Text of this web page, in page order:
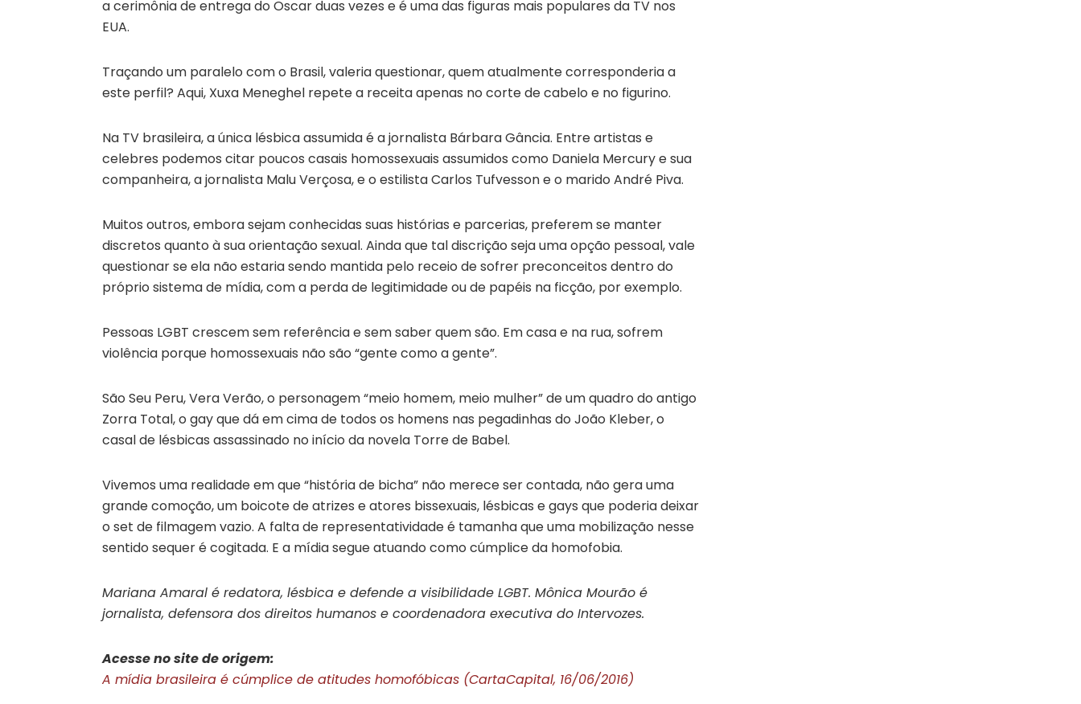
a cerimônia de entrega do Oscar duas vezes e é uma das figuras mais populares da TV nos
EUA.
Traçando um paralelo com o Brasil, valeria questionar, quem atualmente corresponderia a
este perfil? Aqui, Xuxa Meneghel repete a receita apenas no corte de cabelo e no figurino.
Na TV brasileira, a única lésbica assumida é a jornalista Bárbara Gância. Entre artistas e
celebres podemos citar poucos casais homossexuais assumidos como Daniela Mercury e sua
companheira, a jornalista Malu Verçosa, e o estilista Carlos Tufvesson e o marido André Piva.
Muitos outros, embora sejam conhecidas suas histórias e parcerias, preferem se manter
discretos quanto à sua orientação sexual. Ainda que tal discrição seja uma opção pessoal, vale
questionar se ela não estaria sendo mantida pelo receio de sofrer preconceitos dentro do
próprio sistema de mídia, com a perda de legitimidade ou de papéis na ficção, por exemplo.
Pessoas LGBT crescem sem referência e sem saber quem são. Em casa e na rua, sofrem
violência porque homossexuais não são “gente como a gente”.
São Seu Peru, Vera Verão, o personagem “meio homem, meio mulher” de um quadro do antigo
Zorra Total, o gay que dá em cima de todos os homens nas pegadinhas do João Kleber, o
casal de lésbicas assassinado no início da novela Torre de Babel.
Vivemos uma realidade em que “história de bicha” não merece ser contada, não gera uma
grande comoção, um boicote de atrizes e atores bissexuais, lésbicas e gays que poderia deixar
o set de filmagem vazio. A falta de representatividade é tamanha que uma mobilização nesse
sentido sequer é cogitada. E a mídia segue atuando como cúmplice da homofobia.
Mariana Amaral é redatora, lésbica e defende a visibilidade LGBT. Mônica Mourão é
jornalista, defensora dos direitos humanos e coordenadora executiva do Intervozes.
Acesse no site de origem:
A mídia brasileira é cúmplice de atitudes homofóbicas (CartaCapital, 16/06/2016)